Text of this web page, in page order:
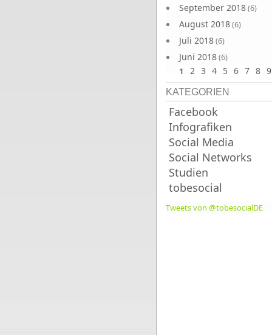
September 2018(6)
August 2018(6)
Juli 2018(6)
Juni 2018(6)
1 2 3 4 5 6 7 8 9
KATEGORIEN
Facebook
Infografiken
Social Media
Social Networks
Studien
tobesocial
Tweets von @tobesocialDE